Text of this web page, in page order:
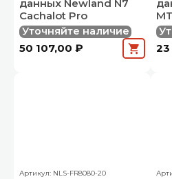
данных Newland N7
Cachalot Pro
Уточняйте наличие
50 107,00 ₽
Артикул: NLS-FR8080-20